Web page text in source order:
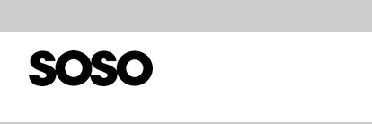
Inicio
Sosostores
Contacto